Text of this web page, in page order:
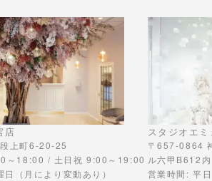
店
上町6-20-25
～18:00 / 土日祝 9:00～19:00
（月により変動あり）
スタジオエ
〒657-0864
ル六甲B612内
営業時間: 平